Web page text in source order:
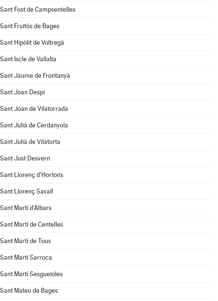
Sant Fost de Campsentelles
Sant Fruitós de Bages
Sant Hipòlit de Voltregà
Sant Iscle de Vallalta
Sant Jaume de Frontanyà
Sant Joan Despí
Sant Joan de Vilatorrada
Sant Julià de Cerdanyola
Sant Julià de Vilatorta
Sant Just Desvern
Sant Llorenç d'Hortons
Sant Llorenç Savall
Sant Martí d'Albars
Sant Martí de Centelles
Sant Martí de Tous
Sant Martí Sarroca
Sant Martí Sesgueioles
Sant Mateu de Bages